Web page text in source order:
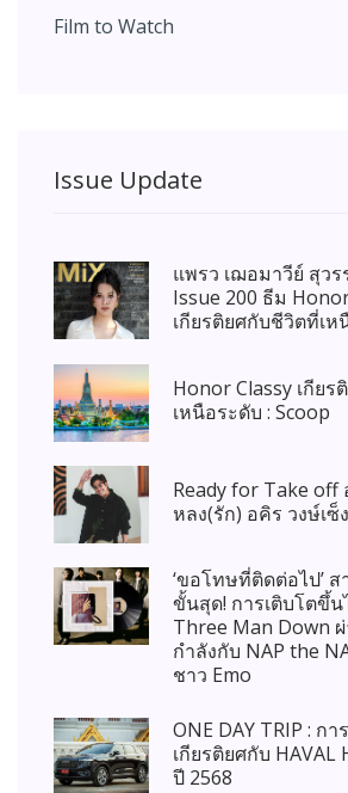
Film to Watch
Issue Update
แพรว เฌอมาวีย์ สุว
Issue 200 ธีม
เกียรติยศกับชีวิตที่เห
Honor Classy เกีย
เหนือระดับ : Scoop
Ready for Take off
หลง(รัก) อคิร วงษ์เซ็ง
‘ขอโทษที่ติดต่อไป’
ขั้นสุด! การเติบโตขึ้
Three Man Down
กำลังกับ NAP the
ชาว Emo
ONE DAY TRIP : กา
เกียรติยศกับ HAVAL
ปี 2568